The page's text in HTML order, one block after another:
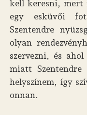
kell keresni, mert
egy esküvői
Szentendre
olyan
szervezni, és
miatt
helyszínem, így
onnan.